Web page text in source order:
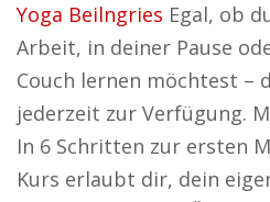
Yoga Beilngries Egal, ob
Arbeit, in deiner Pause
Couch lernen möchtest –
jederzeit zur Verfügung.
In 6 Schritten zur ersten
Kurs erlaubt dir, dein